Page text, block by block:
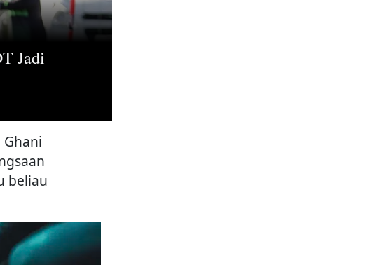
Jadi
Ghani
beliau